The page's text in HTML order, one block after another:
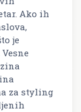
Ako ih
je
za styling